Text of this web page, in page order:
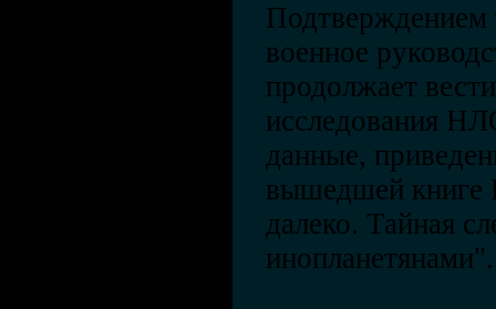
Подтверждением
военное
продолжает
исследования
данные,
вышедшей книге
далеко. Тайная